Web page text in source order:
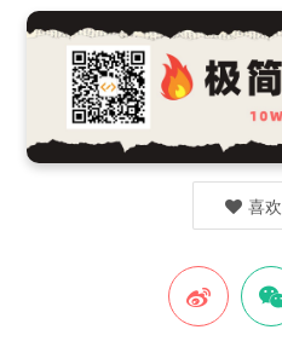
喜欢